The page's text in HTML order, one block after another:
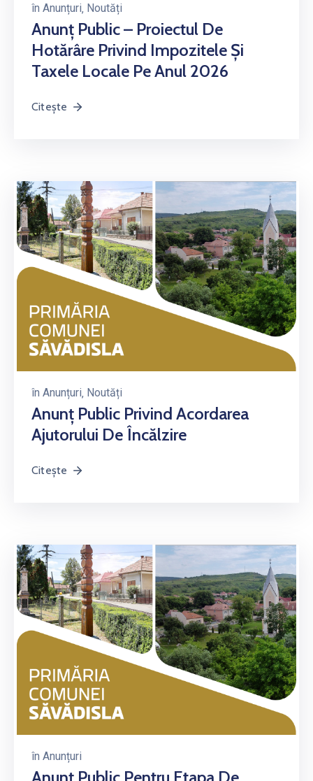
în Anunțuri‚ Noutăți
Anunț Public – Proiectul De
Hotărâre Privind Impozitele Și
Taxele Locale Pe Anul 2026
Citește
în Anunțuri‚ Noutăți
Anunț Public Privind Acordarea
Ajutorului De Încălzire
Citește
în Anunțuri